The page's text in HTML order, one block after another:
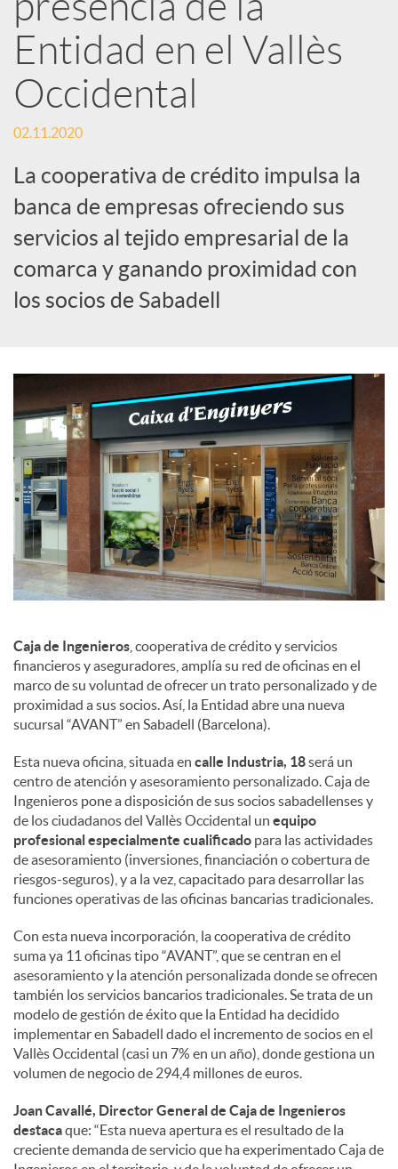
e
s
o
c
a
l
e
s
Entidad en el Vallès
Occidental
02.11.2020
La cooperativa de crédito impulsa la
banca de empresas ofreciendo sus
servicios al tejido empresarial de la
comarca y ganando proximidad con
los socios de Sabadell
Caja de Ingenieros , cooperativa de crédito y servicios
financieros y aseguradores, amplía su red de oficinas en el
marco de su voluntad de ofrecer un trato personalizado y de
proximidad a sus socios. Así, la Entidad abre una nueva
sucursal “AVANT” en Sabadell (Barcelona).
Esta nueva oficina, situada en calle Industria, 18será un
centro de atención y asesoramiento personalizado. Caja de
Ingenieros pone a disposición de sus socios sabadellenses y
de los ciudadanos del Vallès Occidental un equipo
profesional especialmente cualificado para las actividades
de asesoramiento (inversiones, financiación o cobertura de
riesgos-seguros), y a la vez, capacitado para desarrollar las
funciones operativas de las oficinas bancarias tradicionales.
Con esta nueva incorporación, la cooperativa de crédito
suma ya 11 oficinas tipo “AVANT”, que se centran en el
asesoramiento y la atención personalizada donde se ofrecen
también los servicios bancarios tradicionales. Se trata de un
modelo de gestión de éxito que la Entidad ha decidido
implementar en Sabadell dado el incremento de socios en el
Vallès Occidental (casi un 7% en un año), donde gestiona un
volumen de negocio de 294,4 millones de euros.
Joan Cavallé, Director General de Caja de Ingenieros
destacaque: “Esta nueva apertura es el resultado de la
creciente demanda de servicio que ha experimentado Caja de